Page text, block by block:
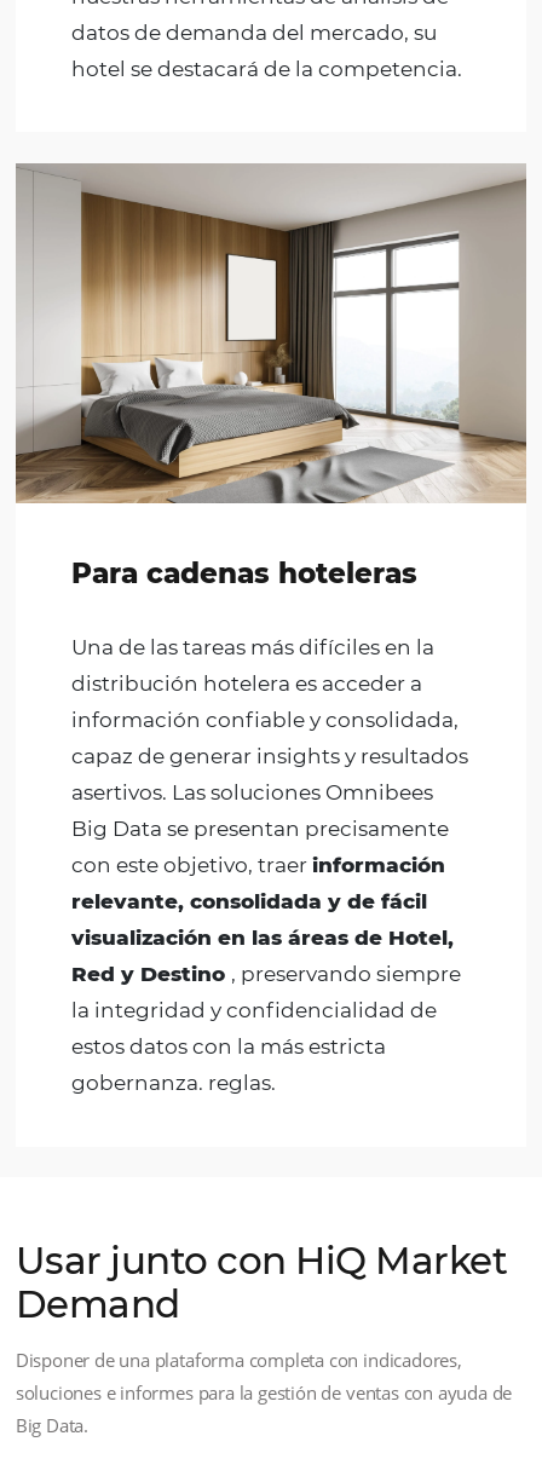
Como oHiQ Market
Demandpode ajudar?
Miles de hoteles y cientos de socios de ventas
conectados generan una gran cantidad de datos
que se pueden convertir en resultados.
Para hoteles
Somos la solución tecnológica para
hotel. Hacemos que su negocio sea
esta manera, su estrategia de ventas
se vuelve aún más asertiva. Con
datos de demanda del mercado, su